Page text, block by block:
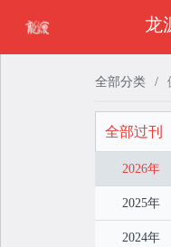
龙
全部分类 /
全部过刊
2026年
2025年
2024年